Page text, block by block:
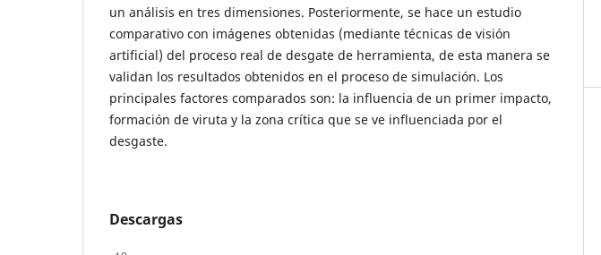
un análisis en tres dimensiones. Posteriormente, se hace un estudio
comparativo con imágenes obtenidas (mediante técnicas de visión
artificial) del proceso real de desgate de herramienta, de esta manera se
validan los resultados obtenidos en el proceso de simulación. Los
principales factores comparados son: la influencia de un primer impacto,
formación de viruta y la zona crítica que se ve influenciada por el
desgaste.
Descargas